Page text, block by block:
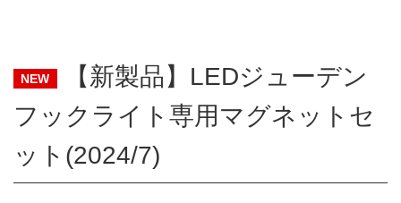
NEW
【新製品】LEDジューデン
フックライト専用マグネットセ
ット(2024/7)